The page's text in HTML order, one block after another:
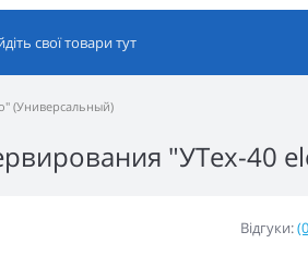
(Универсальный)
"УТех-40
Відгуки: